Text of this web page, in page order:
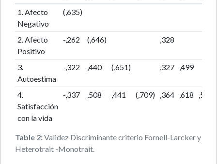
Table 2:Validez Discriminante criterio Fornell-Larcker y
Heterotrait -Monotrait.
1. Afecto
Negativo
(,635)
2. Afecto
Positivo
-,262 (,646) ,328
3.
Autoestima
-,322 ,440 (,651) ,327 ,499
4.
Satisfacción
con la vida
-,337 ,508 ,441 (,709) ,364 ,618 ,524